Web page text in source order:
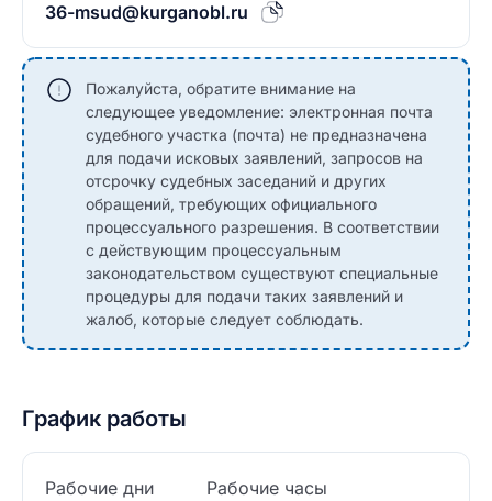
36-msud@kurganobl.ru
Пожалуйста, обратите внимание на
следующее уведомление: электронная почта
судебного участка (почта) не предназначена
для подачи исковых заявлений, запросов на
отсрочку судебных заседаний и других
обращений, требующих официального
процессуального разрешения. В соответствии
с действующим процессуальным
законодательством существуют специальные
процедуры для подачи таких заявлений и
жалоб, которые следует соблюдать.
График работы
Рабочие дни
Рабочие часы